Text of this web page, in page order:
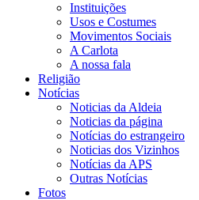
Instituições
Usos e Costumes
Movimentos Sociais
A Carlota
A nossa fala
Religião
Notícias
Noticias da Aldeia
Noticias da página
Notícias do estrangeiro
Noticias dos Vizinhos
Notícias da APS
Outras Notícias
Fotos